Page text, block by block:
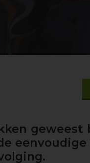
geweest
eenvoudige